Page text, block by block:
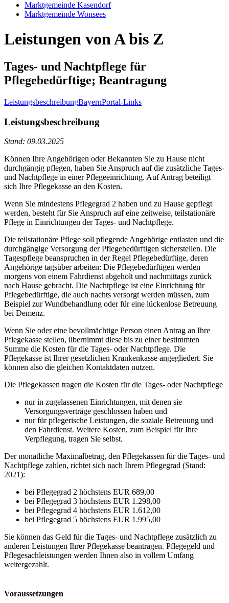
Marktgemeinde Kasendorf
Marktgemeinde Wonsees
Leistungen von A bis Z
Tages- und Nachtpflege für
Pflegebedürftige; Beantragung
LeistungsbeschreibungBayernPortal-Links
Leistungsbeschreibung
Stand: 09.03.2025
Können Ihre Angehörigen oder Bekannten Sie zu Hause nicht
durchgängig pflegen, haben Sie Anspruch auf die zusätzliche Tages-
und Nachtpflege in einer Pflegeeinrichtung. Auf Antrag beteiligt
sich Ihre Pflegekasse an den Kosten.
Wenn Sie mindestens Pflegegrad 2 haben und zu Hause gepflegt
werden, besteht für Sie Anspruch auf eine zeitweise, teilstationäre
Pflege in Einrichtungen der Tages- und Nachtpflege.
Die teilstationäre Pflege soll pflegende Angehörige entlasten und die
durchgängige Versorgung der Pflegebedürftigen sicherstellen. Die
Tagespflege beanspruchen in der Regel Pflegebedürftige, deren
Angehörige tagsüber arbeiten: Die Pflegebedürftigen werden
morgens von einem Fahrdienst abgeholt und nachmittags zurück
nach Hause gebracht. Die Nachtpflege ist eine Einrichtung für
Pflegebedürftige, die auch nachts versorgt werden müssen, zum
Beispiel zur Wundbehandlung oder für eine lückenlose Betreuung
bei Demenz.
Wenn Sie oder eine bevollmächtige Person einen Antrag an Ihre
Pflegekasse stellen, übernimmt diese bis zu einer bestimmten
Summe die Kosten für die Tages- oder Nachtpflege. Die
Pflegekasse ist Ihrer gesetzlichen Krankenkasse angegliedert. Sie
können also die gleichen Kontaktdaten nutzen.
Die Pflegekassen tragen die Kosten für die Tages- oder Nachtpflege
nur in zugelassenen Einrichtungen, mit denen sie
Versorgungsverträge geschlossen haben und
nur für pflegerische Leistungen, die soziale Betreuung und
den Fahrdienst. Weitere Kosten, zum Beispiel für Ihre
Verpflegung, tragen Sie selbst.
Der monatliche Maximalbetrag, den Pflegekassen für die Tages- und
Nachtpflege zahlen, richtet sich nach Ihrem Pflegegrad (Stand:
2021):
bei Pflegegrad 2 höchstens EUR 689,00
bei Pflegegrad 3 höchstens EUR 1.298,00
bei Pflegegrad 4 höchstens EUR 1.612,00
bei Pflegegrad 5 höchstens EUR 1.995,00
Sie können das Geld für die Tages- und Nachtpflege zusätzlich zu
anderen Leistungen Ihrer Pflegekasse beantragen. Pflegegeld und
Pflegesachleistungen werden Ihnen also in vollem Umfang
weitergezahlt.
Voraussetzungen